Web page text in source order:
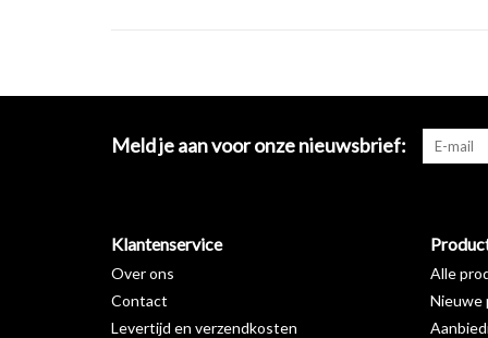
Meld je aan voor onze nieuwsbrief:
Klantenservice
Over ons
Contact
Levertijd en verzendkosten
Alle
Nieuwe